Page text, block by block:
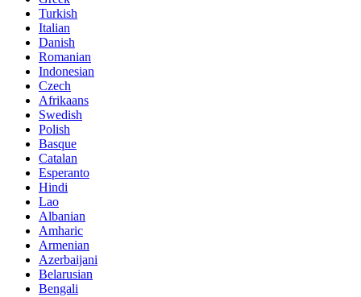
Turkish
Italian
Danish
Romanian
Indonesian
Czech
Afrikaans
Swedish
Polish
Basque
Catalan
Esperanto
Hindi
Lao
Albanian
Amharic
Armenian
Azerbaijani
Belarusian
Bengali